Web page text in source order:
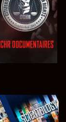
VERKEN DE
SERIE